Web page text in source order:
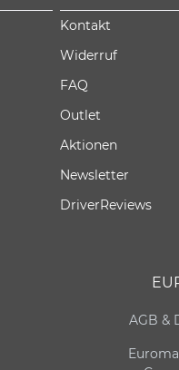
Kontakt
Widerruf
FAQ
Outlet
Aktionen
Newsletter
DriverReviews
AGB &